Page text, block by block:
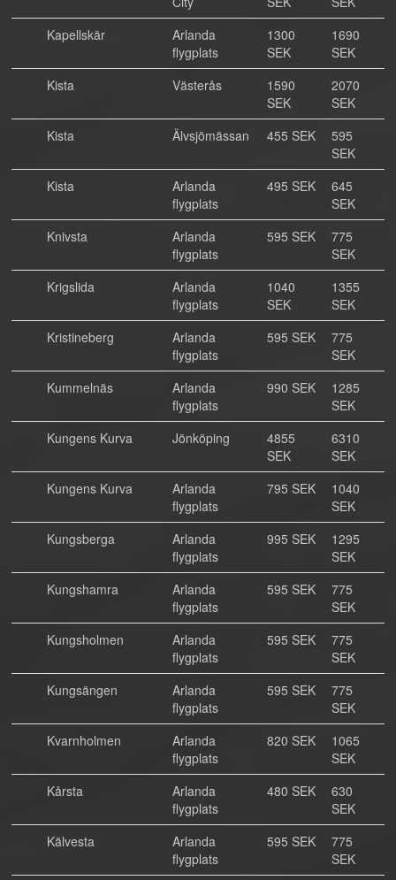
Kapellskär
Arlanda
flygplats
1300
SEK
1690
SEK
Kista
Västerås
1590
SEK
2070
SEK
Kista
Älvsjömässan 455 SEK
595
SEK
Kista
Arlanda
flygplats
495 SEK
645
SEK
Knivsta
Arlanda
flygplats
595 SEK
775
SEK
Krigslida
Arlanda
flygplats
1040
SEK
1355
SEK
Kristineberg
Arlanda
flygplats
595 SEK
775
SEK
Kummelnäs
Arlanda
flygplats
990 SEK
1285
SEK
Kungens Kurva
Jönköping
4855
SEK
6310
SEK
Kungens Kurva
Arlanda
flygplats
795 SEK
1040
SEK
Kungsberga
Arlanda
flygplats
995 SEK
1295
SEK
Kungshamra
Arlanda
flygplats
595 SEK
775
SEK
Kungsholmen
Arlanda
flygplats
595 SEK
775
SEK
Kungsängen
Arlanda
flygplats
595 SEK
775
SEK
Kvarnholmen
Arlanda
flygplats
820 SEK
1065
SEK
Kårsta
Arlanda
flygplats
480 SEK
630
SEK
Kälvesta
Arlanda
flygplats
595 SEK
775
SEK